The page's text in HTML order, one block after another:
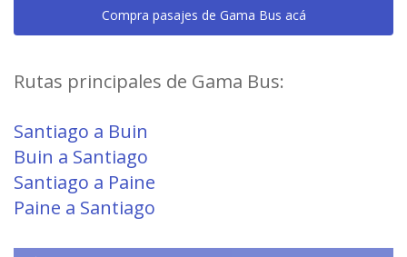
Compra pasajes de Gama Bus acá
Rutas principales de Gama Bus:
Santiago a Buin
Buin a Santiago
Santiago a Paine
Paine a Santiago